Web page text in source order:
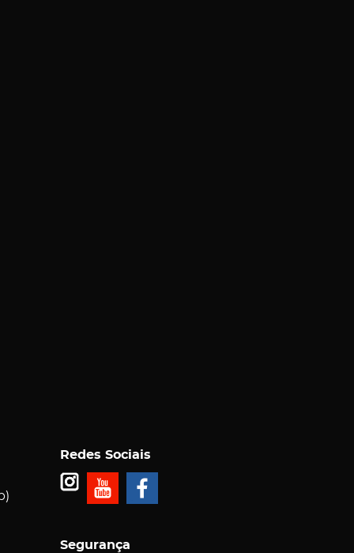
Redes Sociais
Segurança